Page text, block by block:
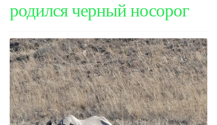
DAuto
родился черный носорог